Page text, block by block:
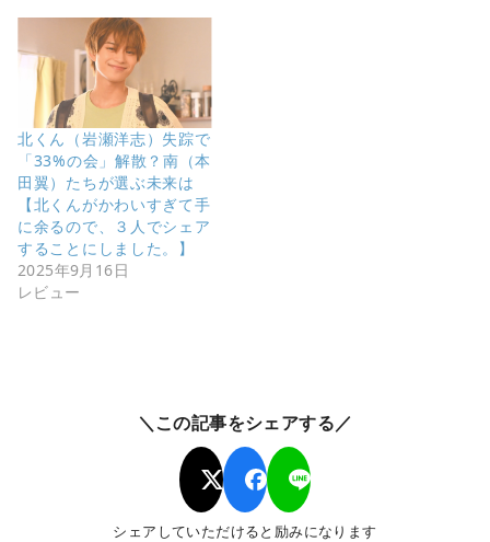
北くん（岩瀬洋志）失踪で
「33%の会」解散？南（本
田翼）たちが選ぶ未来は
【北くんがかわいすぎて手
に余るので、３人でシェア
することにしました。】
2025年9月16日
レビュー
＼この記事をシェアする／
シェアしていただけると励みになります